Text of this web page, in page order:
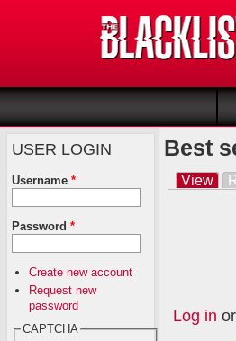
USER LOGIN
Username *
Password *
Create new account
Request new
password
CAPTCHA
Best
Primary
View
Log in or